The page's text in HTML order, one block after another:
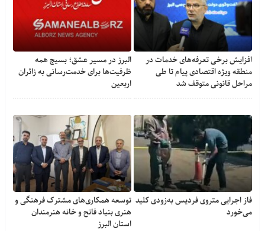
افزایش برخی تعرفه‌های خدمات در
منطقه ویژه اقتصادی پیام تا طی
مراحل قانونی متوقف شد
البرز در مسیر عشق؛ بسیج همه
ظرفیت‌ها برای خدمت‌رسانی به زائران
اربعین
فاز اجرایی متروی فردیس به‌زودی کلید
می‌خورد
توسعه همکاری‌های مشترک فرهنگی و
هنری بنیاد فاتح و خانه هنرمندان
استان البرز